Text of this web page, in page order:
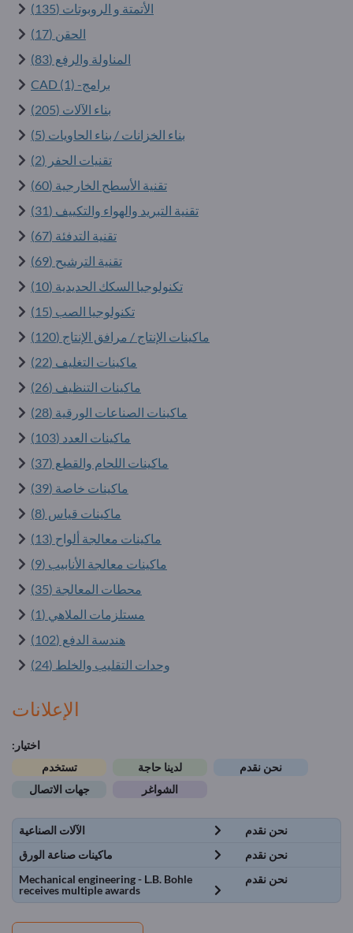
الأتمتة و الروبوتات (135)
الحقن (17)
المناولة والرفع (83)
برامج- CAD (1)
بناء الآلات (205)
بناء الخزانات / بناء الحاويات (5)
تقنيات الحفر (2)
تقنية الأسطح الخارجية (60)
تقنية التبريد والهواء والتكييف (31)
تقنية التدفئة (67)
تقنية الترشيح (69)
تكنولوجيا السكك الحديدية (10)
تكنولوجيا الصب (15)
ماكينات الإنتاج / مرافق الإنتاج (120)
ماكينات التغليف (22)
ماكينات التنظيف (26)
ماكينات الصناعات الورقية (28)
ماكينات العدد (103)
ماكينات اللحام والقطع (37)
ماكينات خاصة (39)
ماكينات قياس (8)
ماكينات معالجة ألواح (13)
ماكينات معالجة الأنابيب (9)
محطات المعالجة (35)
مستلزمات الملاهي (1)
هندسة الدفع (102)
وحدات التقليب والخلط (24)
الإعلانات
اختيار:
نحن نقدم
لدينا حاجة
تستخدم
الشواغر
جهات الاتصال
نحن نقدم
الآلات الصناعية
نحن نقدم
ماكينات صناعة الورق
نحن نقدم
Mechanical engineering - L.B. Bohle
receives multiple awards